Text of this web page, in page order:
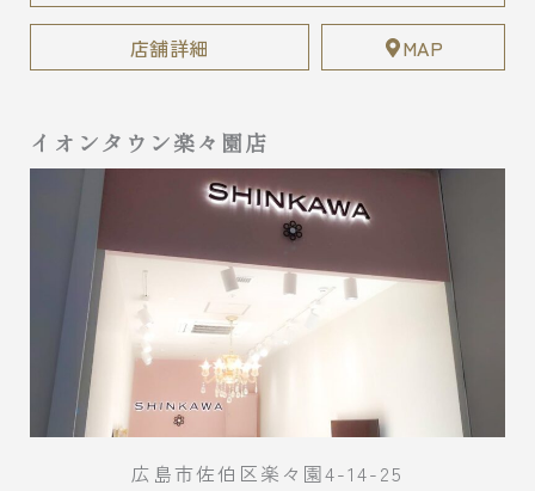
店舗詳細 MAP
イオンタウン楽々園店
広島市佐伯区楽々園4-14-25